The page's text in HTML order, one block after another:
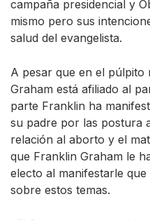
campaña presidencial y
mismo pero sus
salud del evangelista.
A pesar que en el
Graham está afiliado al
parte Franklin ha
su padre por las postura
relación al aborto y el
que Franklin Graham le
electo al manifestarle
sobre estos temas.